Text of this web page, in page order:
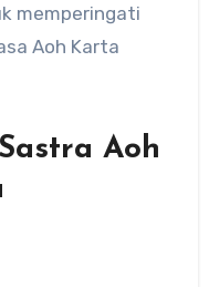
memperingati
Aoh Karta
Aoh